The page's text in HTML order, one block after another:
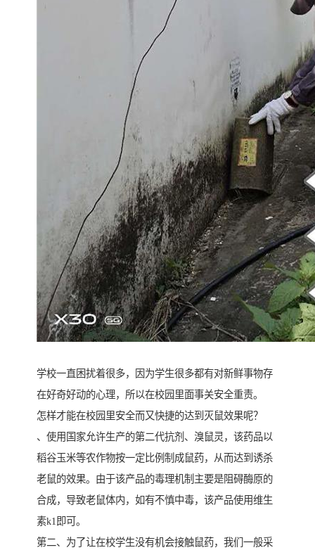
学校一直困扰着很多，因为学生很多都有对新鲜事物存
在好奇好动的心理，所以在校园里面事关安全重责。
怎样才能在校园里安全而又快捷的达到灭鼠效果呢？
、使用国家允许生产的第二代抗剂、溴鼠灵，该药品以
稻谷玉米等农作物按一定比例制成鼠药，从而达到诱杀
老鼠的效果。由于该产品的毒理机制主要是阻碍酶原的
合成，导致老鼠体内，如有不慎中毒，该产品使用维生
素k1即可。
第二、为了让在校学生没有机会接触鼠药，我们一般采